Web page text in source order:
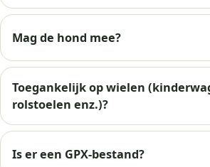
Mag de hond mee?
Toegankelijk op wielen
rolstoelen enz.)?
Is er een GPX-bestand?